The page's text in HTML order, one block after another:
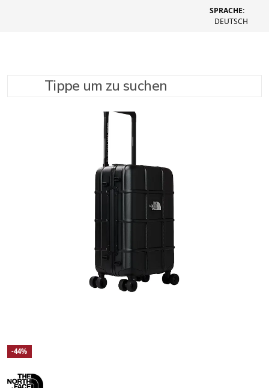
SPRACHE:
DEUTSCH
Tippe um zu suchen
-44%